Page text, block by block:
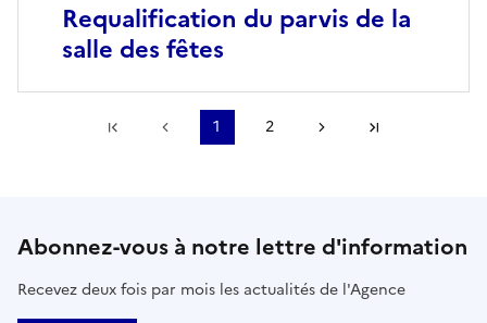
Requalification du parvis de la
salle des fêtes
Première pagePage précédente
1 2 Page suivante
Abonnez-vous à notre lettre d'information
Recevez deux fois par mois les actualités de l'Agence